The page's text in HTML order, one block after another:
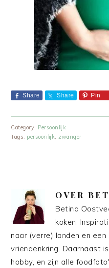
Share Share Pin
Category: Persoonlijk
Tags: persoonlijk, zwanger
OVER
Betina
koken.
naar (verre) landen en
vriendenkring. Daarnaast
hobby, en zijn alle